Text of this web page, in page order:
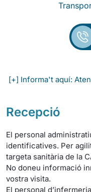
[+] Informa't aquí:
Recepció
El personal
identificatives. Per
targeta sanitària de la
No doneu informació
vostra visita.
El personal